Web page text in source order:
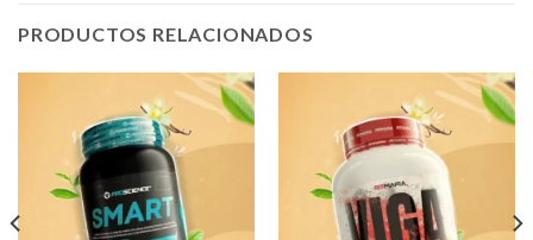
PRODUCTOS RELACIONADOS